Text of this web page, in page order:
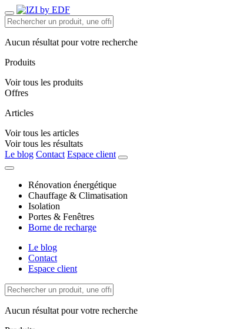
Aucun résultat pour votre recherche
Produits
Voir tous les produits
Offres
Articles
Voir tous les articles
Voir tous les résultats
Le blog Contact Espace client
Rénovation énergétique
Chauffage & Climatisation
Isolation
Portes & Fenêtres
Borne de recharge
Le blog
Contact
Espace client
Aucun résultat pour votre recherche